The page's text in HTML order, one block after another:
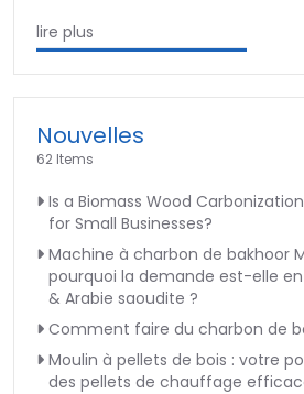
lire plus
Nouvelles
62 Items
Is a Biomass Wood
for Small Businesses?
Machine à charbon de bakhoor
pourquoi la demande est-elle en
& Arabie saoudite ?
Comment faire du charbon de
Moulin à pellets de bois : votre
des pellets de chauffage